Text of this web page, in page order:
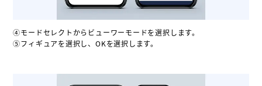
④モードセレクトからビューワーモードを選択します。
⑤フィギュアを選択し、OKを選択します。